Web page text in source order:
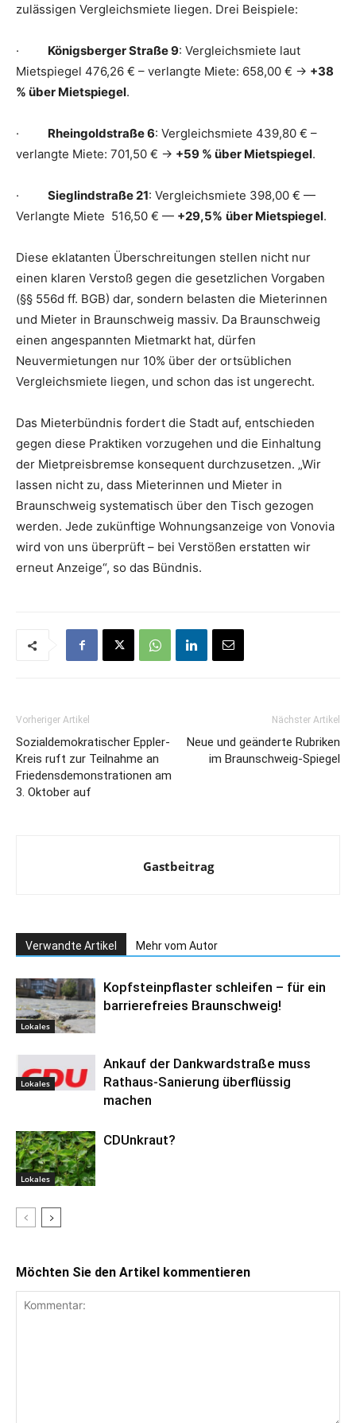
zulässigen Vergleichsmiete liegen. Drei Beispiele:
· Königsberger Straße 9: Vergleichsmiete laut
Mietspiegel 476,26 € – verlangte Miete: 658,00 € → +38
% über Mietspiegel.
· Rheingoldstraße 6: Vergleichsmiete 439,80 € –
verlangte Miete: 701,50 € → +59 % über Mietspiegel.
· Sieglindstraße 21: Vergleichsmiete 398,00 € —
Verlangte Miete 516,50 € — +29,5% über Mietspiegel.
Diese eklatanten Überschreitungen stellen nicht nur
einen klaren Verstoß gegen die gesetzlichen Vorgaben
(§§ 556d ff. BGB) dar, sondern belasten die Mieterinnen
und Mieter in Braunschweig massiv. Da Braunschweig
einen angespannten Mietmarkt hat, dürfen
Neuvermietungen nur 10% über der ortsüblichen
Vergleichsmiete liegen, und schon das ist ungerecht.
Das Mieterbündnis fordert die Stadt auf, entschieden
gegen diese Praktiken vorzugehen und die Einhaltung
der Mietpreisbremse konsequent durchzusetzen. „Wir
lassen nicht zu, dass Mieterinnen und Mieter in
Braunschweig systematisch über den Tisch gezogen
werden. Jede zukünftige Wohnungsanzeige von Vonovia
wird von uns überprüft – bei Verstößen erstatten wir
erneut Anzeige“, so das Bündnis.
Vorheriger Artikel
Sozialdemokratischer Eppler-
Kreis ruft zur Teilnahme an
Friedensdemonstrationen am
3. Oktober auf
Nächster Artikel
Neue und geänderte Rubriken
im Braunschweig-Spiegel
Gastbeitrag
Verwandte Artikel Mehr vom Autor
Lokales
Kopfsteinpflaster schleifen – für ein
barrierefreies Braunschweig!
Lokales
Ankauf der Dankwardstraße muss
Rathaus-Sanierung überflüssig
machen
Lokales
CDUnkraut?
Möchten Sie den Artikel kommentieren